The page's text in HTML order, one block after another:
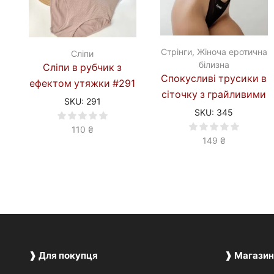
Cліпи
Сліпи в рубчик з
ефектом утяжки #291
SKU: 291
110 ₴
Стрінги, Жіноча еротична
білизна
Спокусливі трусики в
сіточку з грайливими
написами #345
SKU: 345
149 ₴
❱ Для покупця ❱